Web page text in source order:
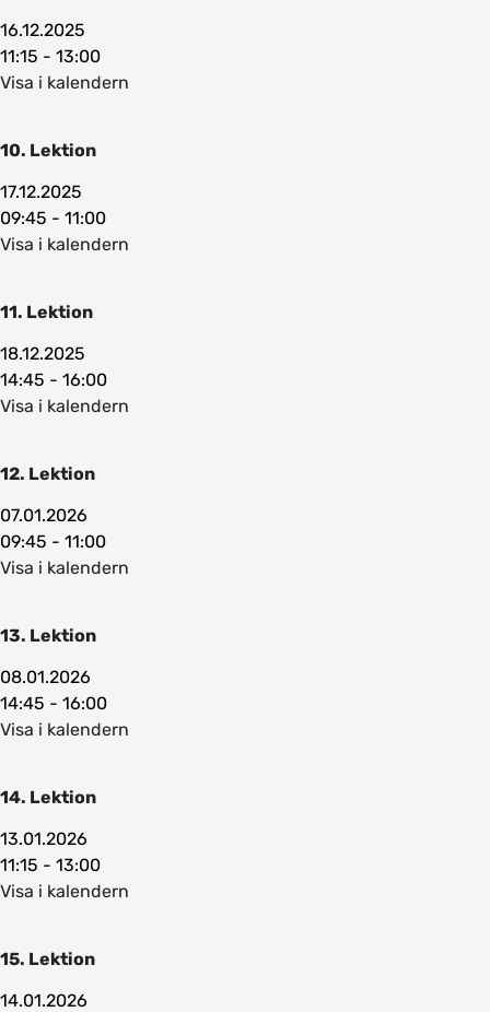
16.12.2025
11:15 - 13:00
Visa i kalendern
10. Lektion
17.12.2025
09:45 - 11:00
Visa i kalendern
11. Lektion
18.12.2025
14:45 - 16:00
Visa i kalendern
12. Lektion
07.01.2026
09:45 - 11:00
Visa i kalendern
13. Lektion
08.01.2026
14:45 - 16:00
Visa i kalendern
14. Lektion
13.01.2026
11:15 - 13:00
Visa i kalendern
15. Lektion
14.01.2026